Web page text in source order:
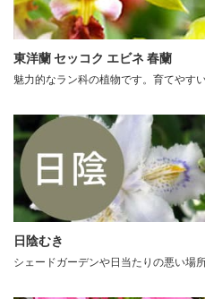
東洋蘭 セッコク エビネ 春蘭
魅力的なラン科の植物です。育てやす
日陰むき
シェードガーデンや日当たりの悪い場